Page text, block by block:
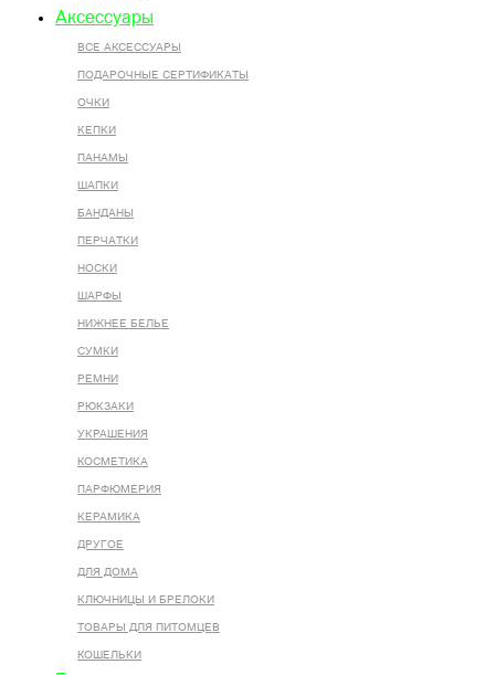
Аксессуары
ВСЕ AКСЕССУАРЫ
ПОДАРОЧНЫЕ СЕРТИФИКАТЫ
ОЧКИ
КЕПКИ
ПАНАМЫ
ШАПКИ
БАНДАНЫ
ПЕРЧАТКИ
НОСКИ
ШАРФЫ
НИЖНЕЕ БЕЛЬЕ
СУМКИ
РЕМНИ
РЮКЗАКИ
УКРАШЕНИЯ
КОСМЕТИКА
ПАРФЮМЕРИЯ
КЕРАМИКА
ДРУГОЕ
ДЛЯ ДОМА
КЛЮЧНИЦЫ И БРЕЛОКИ
ТОВАРЫ ДЛЯ ПИТОМЦЕВ
КОШЕЛЬКИ